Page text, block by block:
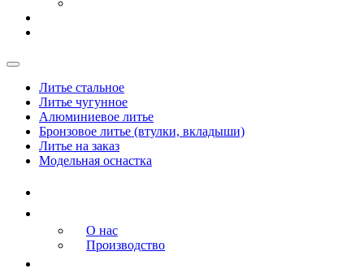
Литье стальное
Литье чугунное
Алюминиевое литье
Бронзовое литье (втулки, вкладыши)
Литье на заказ
Модельная оснастка
О нас
Производство